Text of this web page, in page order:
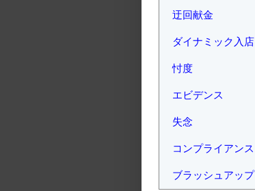
迂回献金
ダイナミック入店
忖度
エビデンス
失念
コンプライアンス
ブラッシュアップ